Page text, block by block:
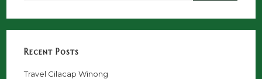
Recent Posts
Travel Cilacap Winong